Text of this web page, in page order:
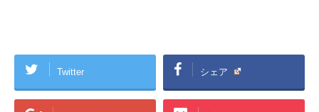
Twitter シェア